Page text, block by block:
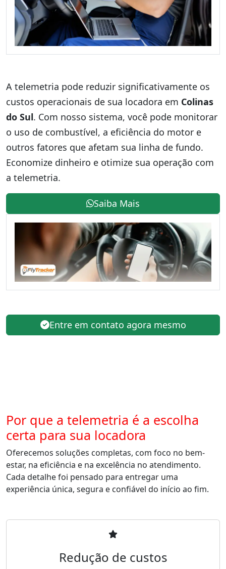
A telemetria pode reduzir significativamente os
custos operacionais de sua locadora em Colinas
do Sul. Com nosso sistema, você pode monitorar
o uso de combustível, a eficiência do motor e
outros fatores que afetam sua linha de fundo.
Economize dinheiro e otimize sua operação com
a telemetria.
Saiba Mais
Entre em contato agora mesmo
Por que a telemetria é a escolha
certa para sua locadora
Oferecemos soluções completas, com foco no bem-
estar, na eficiência e na excelência no atendimento.
Cada detalhe foi pensado para entregar uma
experiência única, segura e confiável do início ao fim.
Redução de custos